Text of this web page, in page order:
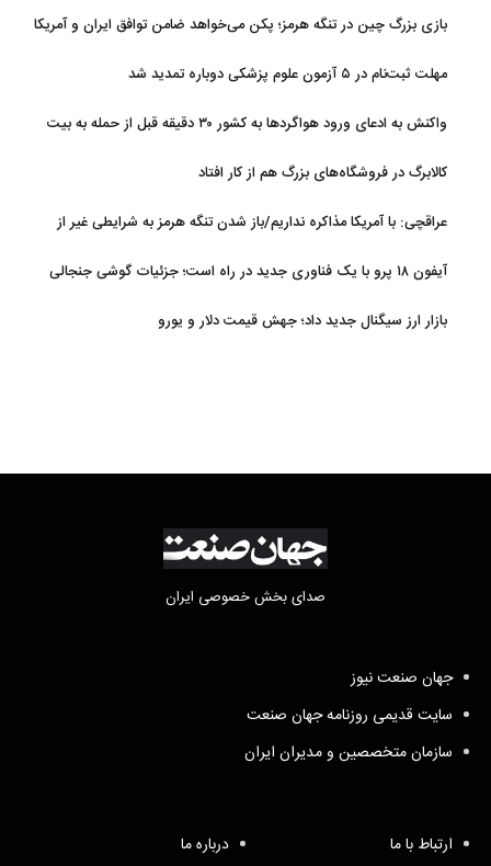
بازی بزرگ چین در تنگه هرمز؛ پکن می‌خواهد ضامن توافق ایران و آمریکا
مهلت ثبت‌نام در ۵ آزمون علوم پزشکی دوباره تمدید شد
واکنش به ادعای ورود هواگردها به کشور ۳۰ دقیقه قبل از حمله به بیت
کالابرگ در فروشگاه‌های بزرگ هم از کار افتاد
عراقچی: با آمریکا مذاکره نداریم/باز شدن تنگه هرمز به شرایطی غیر از
آیفون ۱۸ پرو با یک فناوری جدید در راه است؛ جزئیات گوشی جنجالی
بازار ارز سیگنال جدید داد؛ جهش قیمت دلار و یورو
صدای بخش خصوصی ایران
جهان صنعت نیوز
سایت قدیمی روزنامه جهان صنعت
سازمان متخصصین و مدیران ایران
ارتباط با ما درباره ما